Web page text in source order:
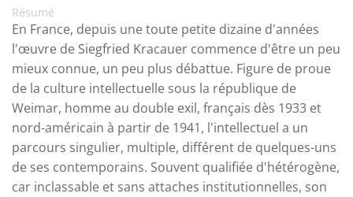
Résumé
En France, depuis une toute petite dizaine d'années
l'œuvre de Siegfried Kracauer commence d'être un peu
mieux connue, un peu plus débattue. Figure de proue
de la culture intellectuelle sous la république de
Weimar, homme au double exil, français dès 1933 et
nord-américain à partir de 1941, l'intellectuel a un
parcours singulier, multiple, différent de quelques-uns
de ses contemporains. Souvent qualifiée d'hétérogène,
car inclassable et sans attaches institutionnelles, son